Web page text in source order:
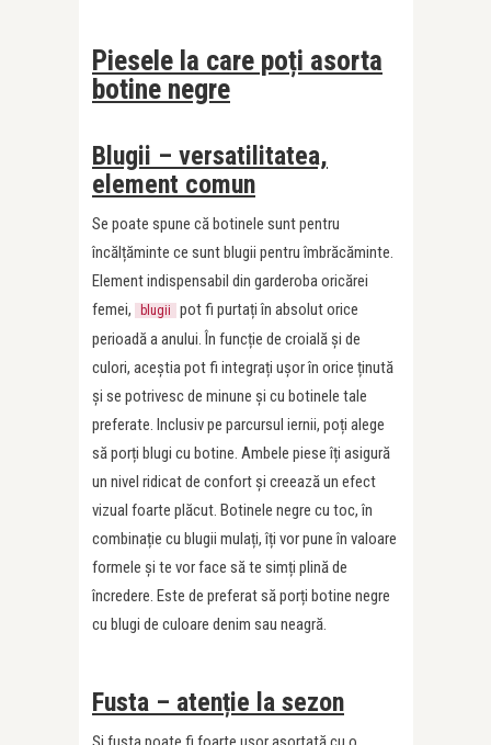
Piesele la care poți asorta
botine negre
Blugii – versatilitatea,
element comun
Se poate spune că botinele sunt pentru
încălțăminte ce sunt blugii pentru îmbrăcăminte.
Element indispensabil din garderoba oricărei
femei,
blugii
pot fi purtați în absolut orice
perioadă a anului. În funcție de croială și de
culori, aceștia pot fi integrați ușor în orice ținută
și se potrivesc de minune și cu botinele tale
preferate. Inclusiv pe parcursul iernii, poți alege
să porți blugi cu botine. Ambele piese îți asigură
un nivel ridicat de confort și creează un efect
vizual foarte plăcut. Botinele negre cu toc, în
combinație cu blugii mulați, îți vor pune în valoare
formele și te vor face să te simți plină de
încredere. Este de preferat să porți botine negre
cu blugi de culoare denim sau neagră.
Fusta – atenție la sezon